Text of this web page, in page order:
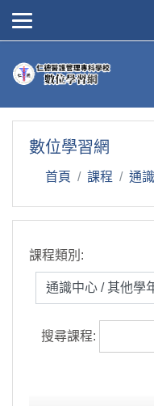
數位學習網
首頁 課程 通
課程類別:
搜尋課程: